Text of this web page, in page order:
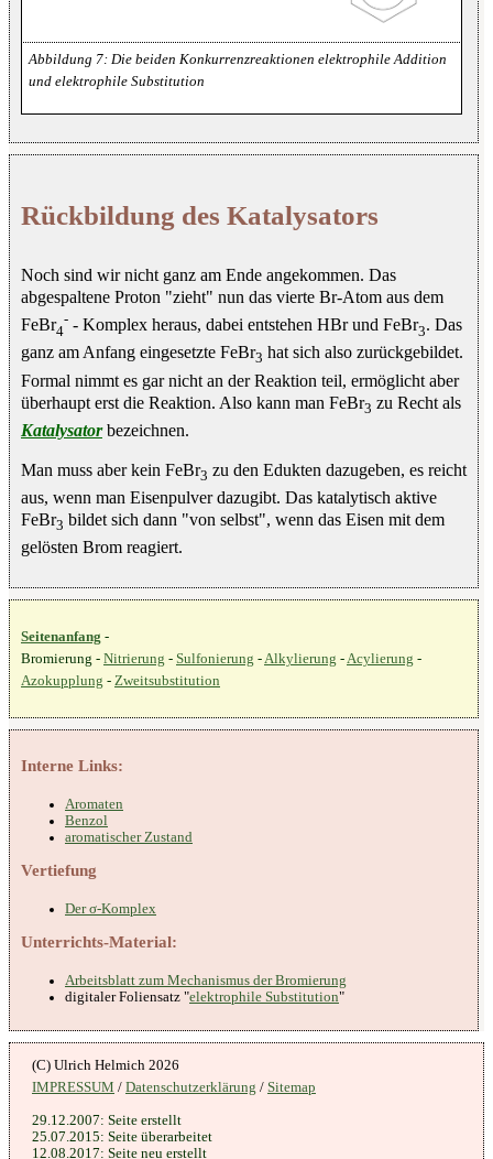
Die beiden Konkurrenzreaktionen elektrophile Addition
und elektrophile Substitution
Rückbildung des Katalysators
Noch sind wir nicht ganz am Ende angekommen. Das
abgespaltene Proton "zieht" nun das vierte Br-Atom aus dem
FeBr4
- - Komplex heraus, dabei entstehen HBr und FeBr3. Das
ganz am Anfang eingesetzte FeBr3 hat sich also zurückgebildet.
Formal nimmt es gar nicht an der Reaktion teil, ermöglicht aber
überhaupt erst die Reaktion. Also kann man FeBr3 zu Recht als
Katalysatorbezeichnen.
Man muss aber kein FeBr3 zu den Edukten dazugeben, es reicht
aus, wenn man Eisenpulver dazugibt. Das katalytisch aktive
FeBr3 bildet sich dann "von selbst", wenn das Eisen mit dem
gelösten Brom reagiert.
Seitenanfang -
Bromierung - Nitrierung - Sulfonierung -Alkylierung -Acylierung -
Azokupplung - Zweitsubstitution
Interne Links:
Aromaten
Benzol
aromatischer Zustand
Vertiefung
Der σ-Komplex
Unterrichts-Material:
Arbeitsblatt zum Mechanismus der Bromierung
digitaler Foliensatz "elektrophile Substitution"
IMPRESSUM / Datenschutzerklärung / Sitemap
29.12.2007: Seite erstellt
25.07.2015: Seite überarbeitet
12.08.2017: Seite neu erstellt